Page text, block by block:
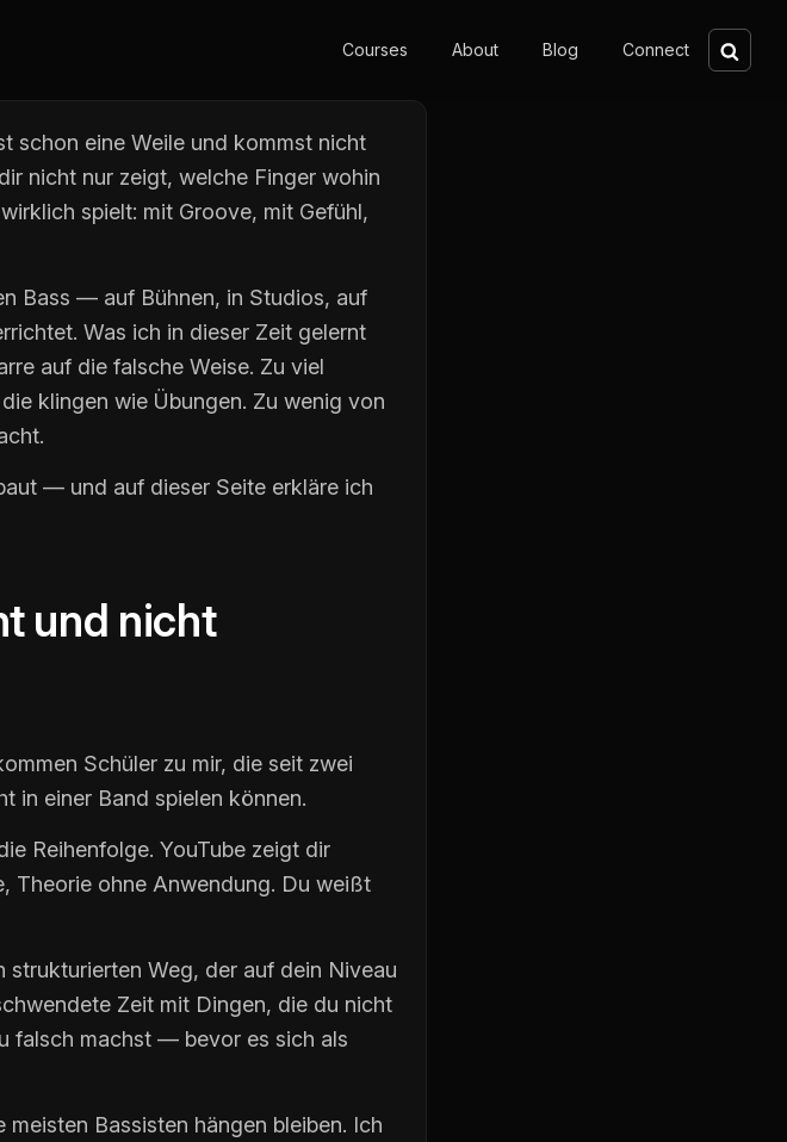
Courses About Blog Connect
schon eine Weile und kommst nicht
nicht nur zeigt, welche Finger wohin
spielt: mit Groove, mit Gefühl,
Bass — auf Bühnen, in Studios, auf
Was ich in dieser Zeit gelernt
auf die falsche Weise. Zu viel
klingen wie Übungen. Zu wenig von
— und auf dieser Seite erkläre ich
und nicht
Schüler zu mir, die seit zwei
in einer Band spielen können.
Reihenfolge. YouTube zeigt dir
Theorie ohne Anwendung. Du weißt
Weg, der auf dein Niveau
Zeit mit Dingen, die du nicht
falsch machst — bevor es sich als
Bassisten hängen bleiben. Ich